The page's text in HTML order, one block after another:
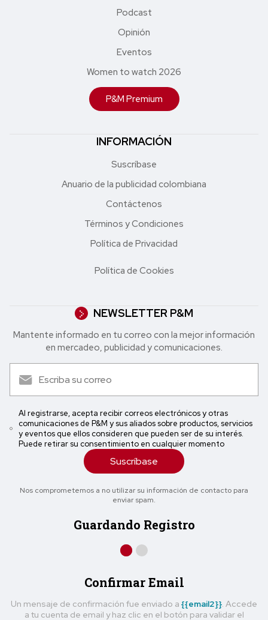
Podcast
Opinión
Eventos
Women to watch 2026
P&M Premium
INFORMACIÓN
Suscríbase
Anuario de la publicidad colombiana
Contáctenos
Términos y Condiciones
Política de Privacidad
Política de Cookies
NEWSLETTER P&M
Mantente informado en tu correo con la mejor in formación
en mercadeo, publicidad y comunicaciones.
Al registrarse, acepta recibir correos electrónicos y otras
comunicaciones de P&M y sus aliados sobre productos, servicios
y eventos que ellos consideren que pueden ser de su interés.
Puede retirar su consentimiento en cualquier momento
Suscríbase
Nos comprometemos a no utilizar su información de contacto para
enviar spam.
Guardando Registro
Confirmar Email
Un mensaje de confirmación fue enviado a {{email2}}. Accede
a tu cuenta de email y haz clic en el botón para validar el